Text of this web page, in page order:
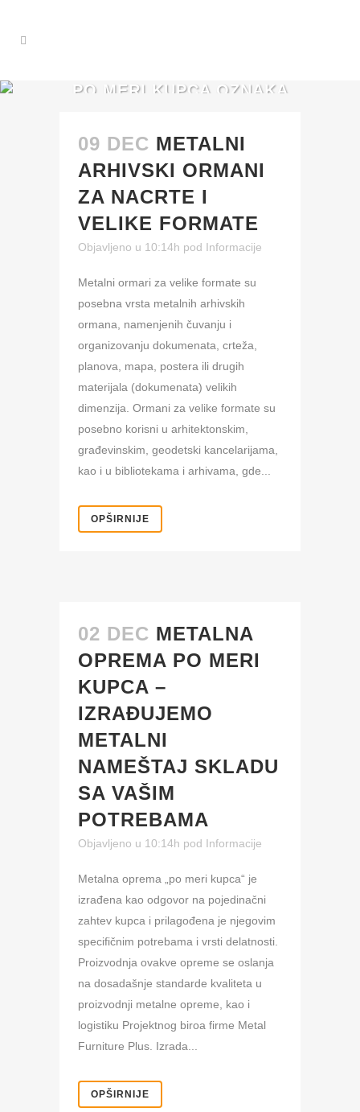
PO MERI KUPCA OZNAKA
09 DEC METALNI
ARHIVSKI ORMANI
ZA NACRTE I
VELIKE FORMATE
Objavljeno u 10:14h pod Informacije
Metalni ormari za velike formate su
posebna vrsta metalnih arhivskih
ormana, namenjenih čuvanju i
organizovanju dokumenata, crteža,
planova, mapa, postera ili drugih
materijala (dokumenata) velikih
dimenzija. Ormani za velike formate su
posebno korisni u arhitektonskim,
građevinskim, geodetski kancelarijama,
kao i u bibliotekama i arhivama, gde...
OPŠIRNIJE
02 DEC METALNA
OPREMA PO MERI
KUPCA –
IZRAĐUJEMO
METALNI
NAMEŠTAJ SKLADU
SA VAŠIM
POTREBAMA
Objavljeno u 10:14h pod Informacije
Metalna oprema „po meri kupca“ je
izrađena kao odgovor na pojedinačni
zahtev kupca i prilagođena je njegovim
specifičnim potrebama i vrsti delatnosti.
Proizvodnja ovakve opreme se oslanja
na dosadašnje standarde kvaliteta u
proizvodnji metalne opreme, kao i
logistiku Projektnog biroa firme Metal
Furniture Plus. Izrada...
OPŠIRNIJE